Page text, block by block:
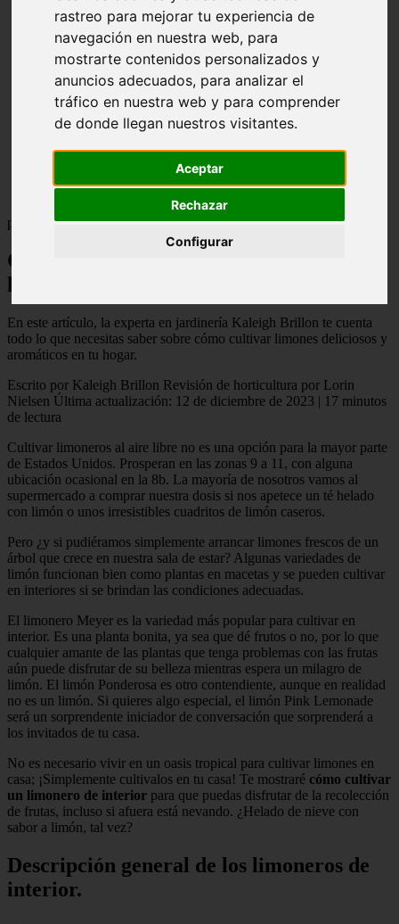
rastreo para mejorar tu experiencia de
navegación en nuestra web, para
mostrarte contenidos personalizados y
anuncios adecuados, para analizar el
tráfico en nuestra web y para comprender
de donde llegan nuestros visitantes.
Aceptar
Rechazar
Configurar
Cómo crecer
luz
agua
suelo
fertilizar
Mantenimiento
propagación
Esquejes
Cosecha y almacenamiento
Tal vez te interese:
plantas de interior
Cómo plantar, cultivar y cuidar
limoneros de interior
En este artículo, la experta en jardinería Kaleigh Brillon te cuenta
todo lo que necesitas saber sobre cómo cultivar limones deliciosos y
aromáticos en tu hogar.
Escrito por Kaleigh Brillon Revisión de horticultura por Lorin
Nielsen Última actualización: 12 de diciembre de 2023 | 17 minutos
de lectura
Cultivar limoneros al aire libre no es una opción para la mayor parte
de Estados Unidos. Prosperan en las zonas 9 a 11, con alguna
ubicación ocasional en la 8b. La mayoría de nosotros vamos al
supermercado a comprar nuestra dosis si nos apetece un té helado
con limón o unos irresistibles cuadritos de limón caseros.
Pero ¿y si pudiéramos simplemente arrancar limones frescos de un
árbol que crece en nuestra sala de estar? Algunas variedades de
limón funcionan bien como plantas en macetas y se pueden cultivar
en interiores si se brindan las condiciones adecuadas.
El limonero Meyer es la variedad más popular para cultivar en
interior. Es una planta bonita, ya sea que dé frutos o no, por lo que
cualquier amante de las plantas que tenga problemas con las frutas
aún puede disfrutar de su belleza mientras espera un milagro de
limón. El limón Ponderosa es otro contendiente, aunque en realidad
no es un limón. Si quieres algo especial, el limón Pink Lemonade
será un sorprendente iniciador de conversación que sorprenderá a
los invitados de tu casa.
No es necesario vivir en un oasis tropical para cultivar limones en
casa; ¡Simplemente cultivalos en tu casa! Te mostraré cómo cultivar
un limonero de interior para que puedas disfrutar de la recolección
de frutas, incluso si afuera está nevando. ¿Helado de nieve con
sabor a limón, tal vez?
Descripción general de los limoneros de
interior.